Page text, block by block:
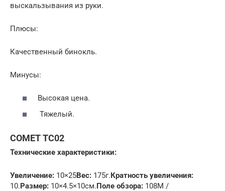
выскальзывания из руки.
Плюсы:
Качественный бинокль.
Минусы:
Высокая цена.
Тяжелый.
COMET TC02
Технические характеристики:
Увеличение: 10×25Вес: 175г.Кратность увеличения:
10.Размер: 10×4.5×10см.Поле обзора: 108M /